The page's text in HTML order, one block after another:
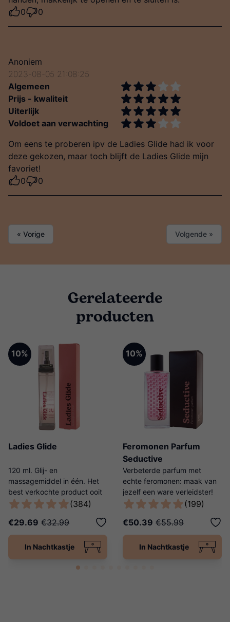
0
0
Anoniem
2023-08-05 21:08:25
Algemeen
Prijs - kwaliteit
Uiterlijk
Voldoet aan verwachting
Om eens te proberen ipv de Ladies Glide had ik voor
deze gekozen, maar toch blijft de Ladies Glide mijn
favoriet!
0
0
« Vorige Volgende »
Gerelateerde
producten
10%
Ladies Glide
120 ml. Glij- en
massagemiddel in één. Het
best verkochte product ooit
van Ladies Night! (384)
€29.69 €32.99
In Nachtkastje
10%
Feromonen Parfum
Seductive
Verbeterde parfum met
echte feromonen: maak van
jezelf een ware verleidster!
(199)
€50.39 €55.99
In Nachtkastje